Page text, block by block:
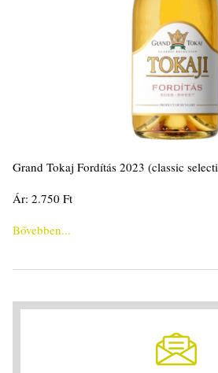
Grand Tokaj Fordítás 2023 (classic
Ár: 2.750 Ft
Bővebben...